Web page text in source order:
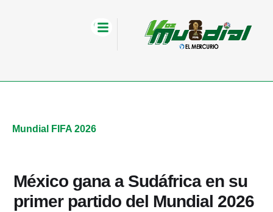
Mundial FIFA 2026
México gana a Sudáfrica en su
primer partido del Mundial 2026